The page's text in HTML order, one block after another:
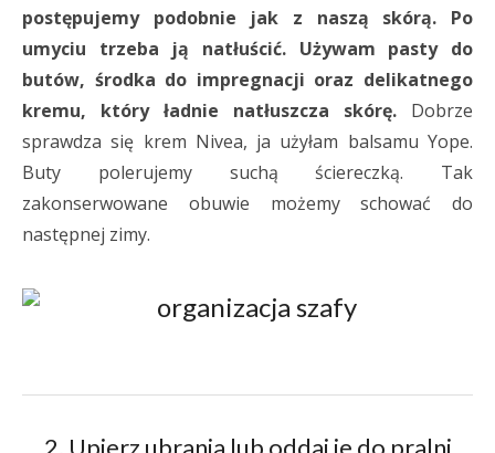
postępujemy podobnie jak z naszą skórą. Po
umyciu trzeba ją natłuścić. Używam pasty do
butów, środka do impregnacji oraz delikatnego
kremu, który ładnie natłuszcza skórę. Dobrze
sprawdza się krem Nivea, ja użyłam balsamu Yope.
Buty polerujemy suchą ściereczką. Tak
zakonserwowane obuwie możemy schować do
następnej zimy.
2. Upierz ubrania lub oddaj je do pralni